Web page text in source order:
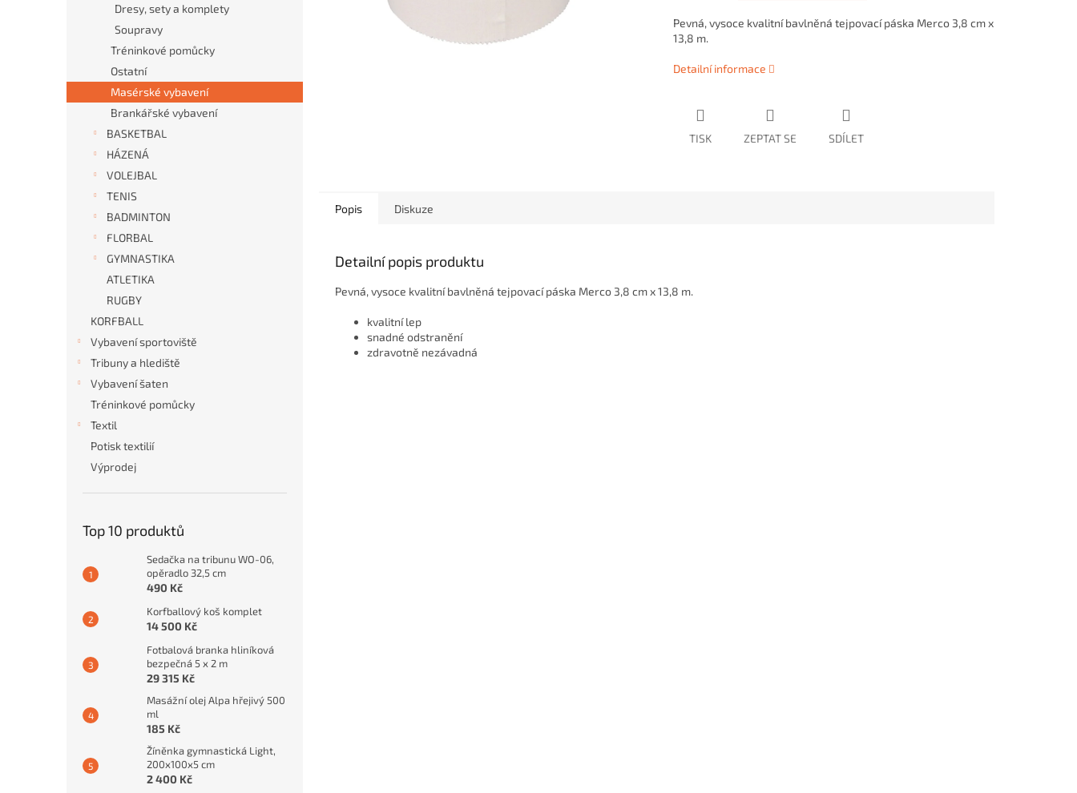
Dresy, sety a komplety
Soupravy
Tréninkové pomůcky
Ostatní
Masérské vybavení
Brankářské vybavení
BASKETBAL
HÁZENÁ
VOLEJBAL
TENIS
BADMINTON
FLORBAL
GYMNASTIKA
ATLETIKA
RUGBY
KORFBALL
Vybavení sportoviště
Tribuny a hlediště
Vybavení šaten
Tréninkové pomůcky
Textil
Potisk textilií
Výprodej
Top 10 produktů
Sedačka na tribunu WO-06,
opěradlo 32,5 cm
490 Kč
Korfballový koš komplet
14 500 Kč
Fotbalová branka hliníková
bezpečná 5 x 2 m
29 315 Kč
Masážní olej Alpa hřejivý 500
ml
185 Kč
Žíněnka gymnastická Light,
200x100x5 cm
2 400 Kč
Pevná, vysoce kvalitní bavlněná tejpovací páska Merco 3,8 cm x
13,8 m.
Detailní informace
TISK ZEPTAT SE SDÍLET
Popis Diskuze
Detailní popis produktu
Pevná, vysoce kvalitní bavlněná tejpovací páska Merco 3,8 cm x 13,8 m.
kvalitní lep
snadné odstranění
zdravotně nezávadná